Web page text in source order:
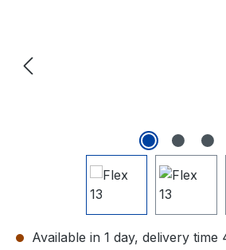
Available in 1 day, delivery time